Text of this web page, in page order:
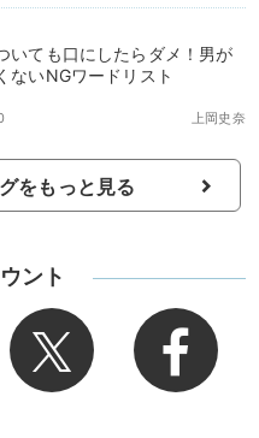
いても口にしたらダメ！男が
ないNGワードリスト
上岡史奈
をもっと見る
ント